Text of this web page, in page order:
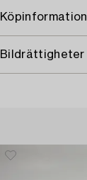
Köpinformation
Bildrättigheter